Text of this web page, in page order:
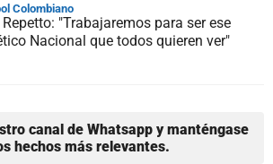
Colombiano
Repetto: "Trabajaremos para ser ese
Nacional que todos quieren ver"
canal de Whatsapp y manténgase
hechos más relevantes.